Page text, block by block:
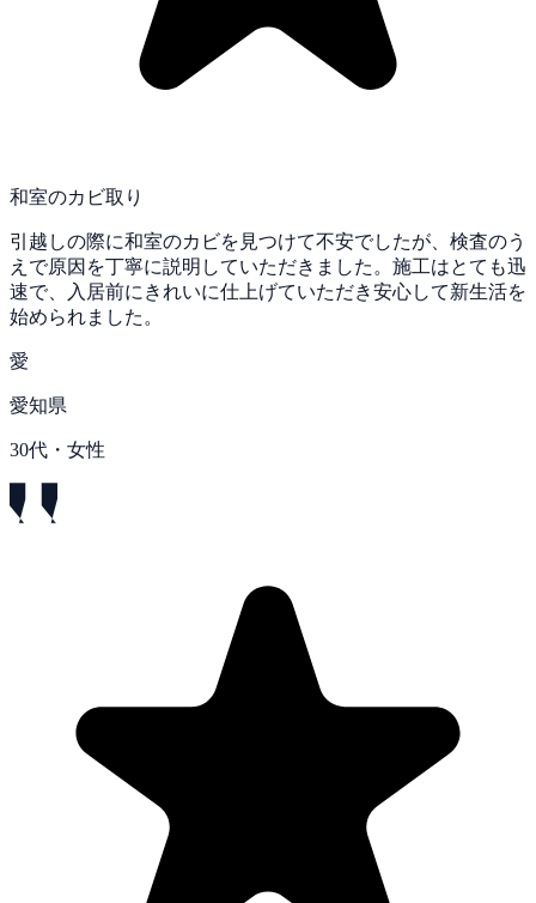
和室のカビ取り
引越しの際に和室のカビを見つけて不安でしたが、検査のう
えで原因を丁寧に説明していただきました。施工はとても迅
速で、入居前にきれいに仕上げていただき安心して新生活を
始められました。
愛
愛知県
30代・女性